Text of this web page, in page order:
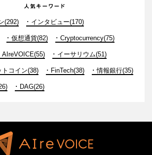
(292) インタビュー(170)
仮想通貨(82) Cryptocurrency(75)
AIreVOICE(55) イーサリウム(51)
トコイン(38) FinTech(38) 情報銀行(35)
DAG(26)